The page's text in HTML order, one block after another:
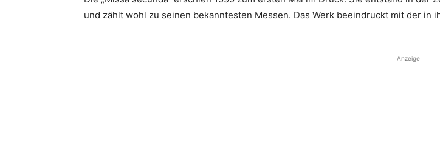
und zählt wohl zu seinen bekanntesten Messen. Das Werk beeindruckt mit der in
Anzeige